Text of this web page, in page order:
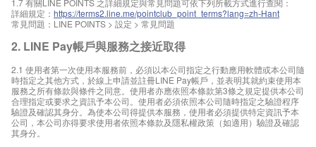
1.7 有關LINE POINTS 之詳細規定與常見問題可依下列所載方式進行查閱：
詳細規定： https://terms2.line.me/pointclub_point_terms?lang=zh-Hant
常見問題：LINE POINTS > 設定 > 常見問題
2. LINE Pay帳戶與服務之接近取得
2.1 使用者第一次使用本服務前，必須以本公司指定之行動應用軟體或本公司隨
時指定之其他方式，於線上申請並註冊LINE Pay帳戶，並表明其就約束使用本
服務之所有條款與條件之同意。使用者亦應依照本條款第3條之規定提供本公司
合理指定或要求之資訊予本公司。使用者必須依照本公司隨時指定之驗證程序
驗證及確認其身分。為使本公司得提供本服務，使用者必須提供特定資訊予本
公司，本公司亦得要求使用者依照本條款及隱私權政策（如適用）驗證及確認
其身分。